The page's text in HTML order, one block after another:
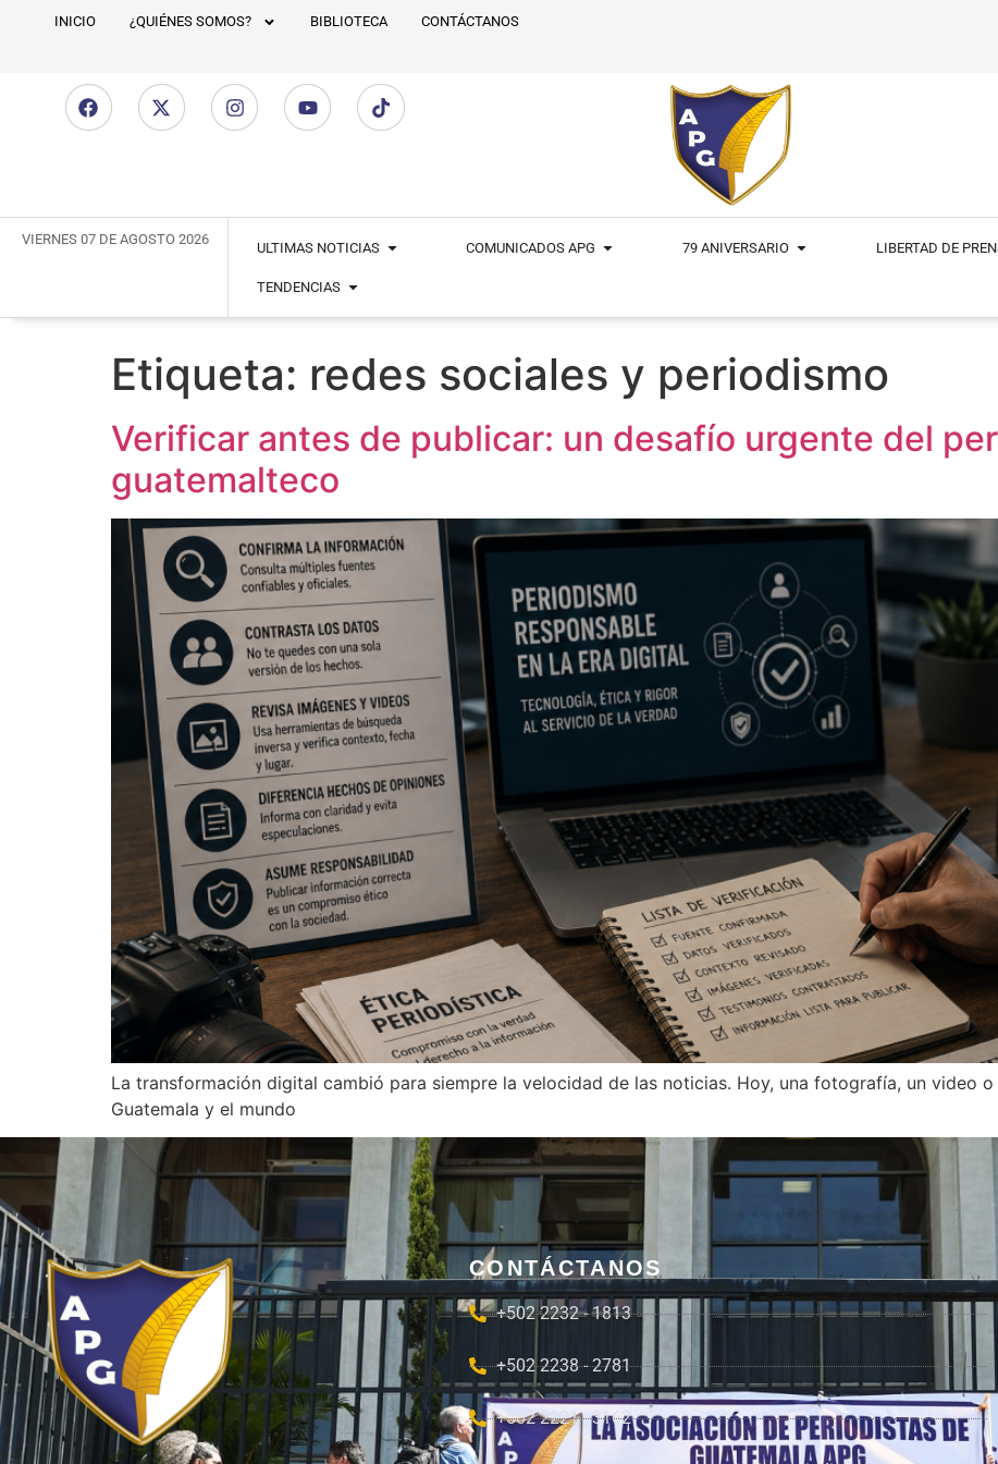
INICIO ¿QUIÉNES SOMOS? BIBLIOTECA CONTÁCTANOS
VIERNES 07 DE AGOSTO 2026
ULTIMAS NOTICIAS COMUNICADOS APG 79 ANIVERSARIO LIBERTAD DE
TENDENCIAS
Etiqueta: redes sociales y periodismo
Verificar antes de publicar: un desafío urgente del
guatemalteco
La transformación digital cambió para siempre la velocidad de las noticias. Hoy, una fotografía, un video
Guatemala y el mundo
CONTÁCTANOS
+502 2232 - 1813
+502 2238 - 2781
+502 2221 - 3162